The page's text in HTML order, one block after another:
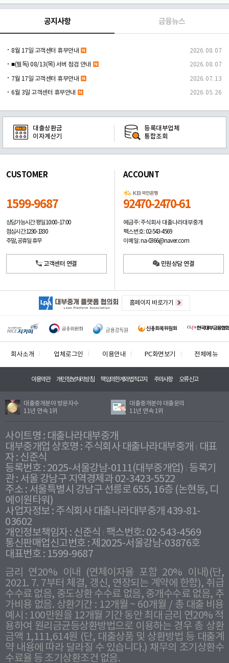
공지사항 금융뉴스
8월 17일 고객센터 휴무안내 2026. 08. 07
■(필독) 08/13(목) 서버 점검 안내 2026. 08. 07
7월 17일 고객센터 휴무안내 2026. 07. 13
6월 3일 고객센터 휴무안내 2026. 05. 26
대출상환금
이자계산기
등록대부업체
통합조회
CUSTOMER
1599-9687
상담가능시간: 평일10:00 -17:00
점심시간: 12:30 - 13:30
주말, 공휴일 휴무
고객센터 연결
ACCOUNT
92470-2470-61
예금주: 주식회사 대출나라대부중개
팩스번호: 02-543-4569
이메일: na-0366@naver.com
민원상담 연결
홈페이지 바로가기
회사소개 업체로그인 이용안내 PC화면보기 전체메뉴
이용약관 개인정보처리방침 책임의한계와법적고지 주의사항 오류신고
대출중개분야 방문자수
11년 연속 1위
대출중개분야 대출문의
11년 연속 1위
사이트명 : 대출나라대부중개
대부중개업 상호명 : 주식회사 대출나라대부중개
대표
자 : 신준식
등록번호 : 2025-서울강남-0111(대부중개업) 등록기
관 : 서울 강남구 지역경제과 02-3423-5522
주소 : 서울특별시 강남구 선릉로 655, 16층 (논현동, 디
에이원타워)
사업자정보 : 주식회사 대출나라대부중개 439-81-
03602
개인정보책임자 : 신준식
팩스번호: 02-543-4569
통신판매업신고번호 : 제2025-서울강남-03876호
대표번호 : 1599-9687
금리 연20% 이내 (연체이자율 포함 20% 이내)(단,
2021. 7. 7부터 체결, 갱신, 연장되는 계약에 한함), 취급
수수료 없음, 중도상환 수수료 없음, 중개수수료 없음, 추
가비용 없음. 상환기간 : 12개월 ~ 60개월 / 총 대출 비용
예시 : 100만원을 12개월 기간 동안 최대 금리 연20% 적
용하여 원리금균등상환방법으로 이용하는 경우 총 상환
금액 1,111,614원 (단, 대출상품 및 상환방법 등 대출계
약 내용에 따라 달라질 수 있습니다.) 채무의 조기상환수
수료율 등 조기상환조건 없음.